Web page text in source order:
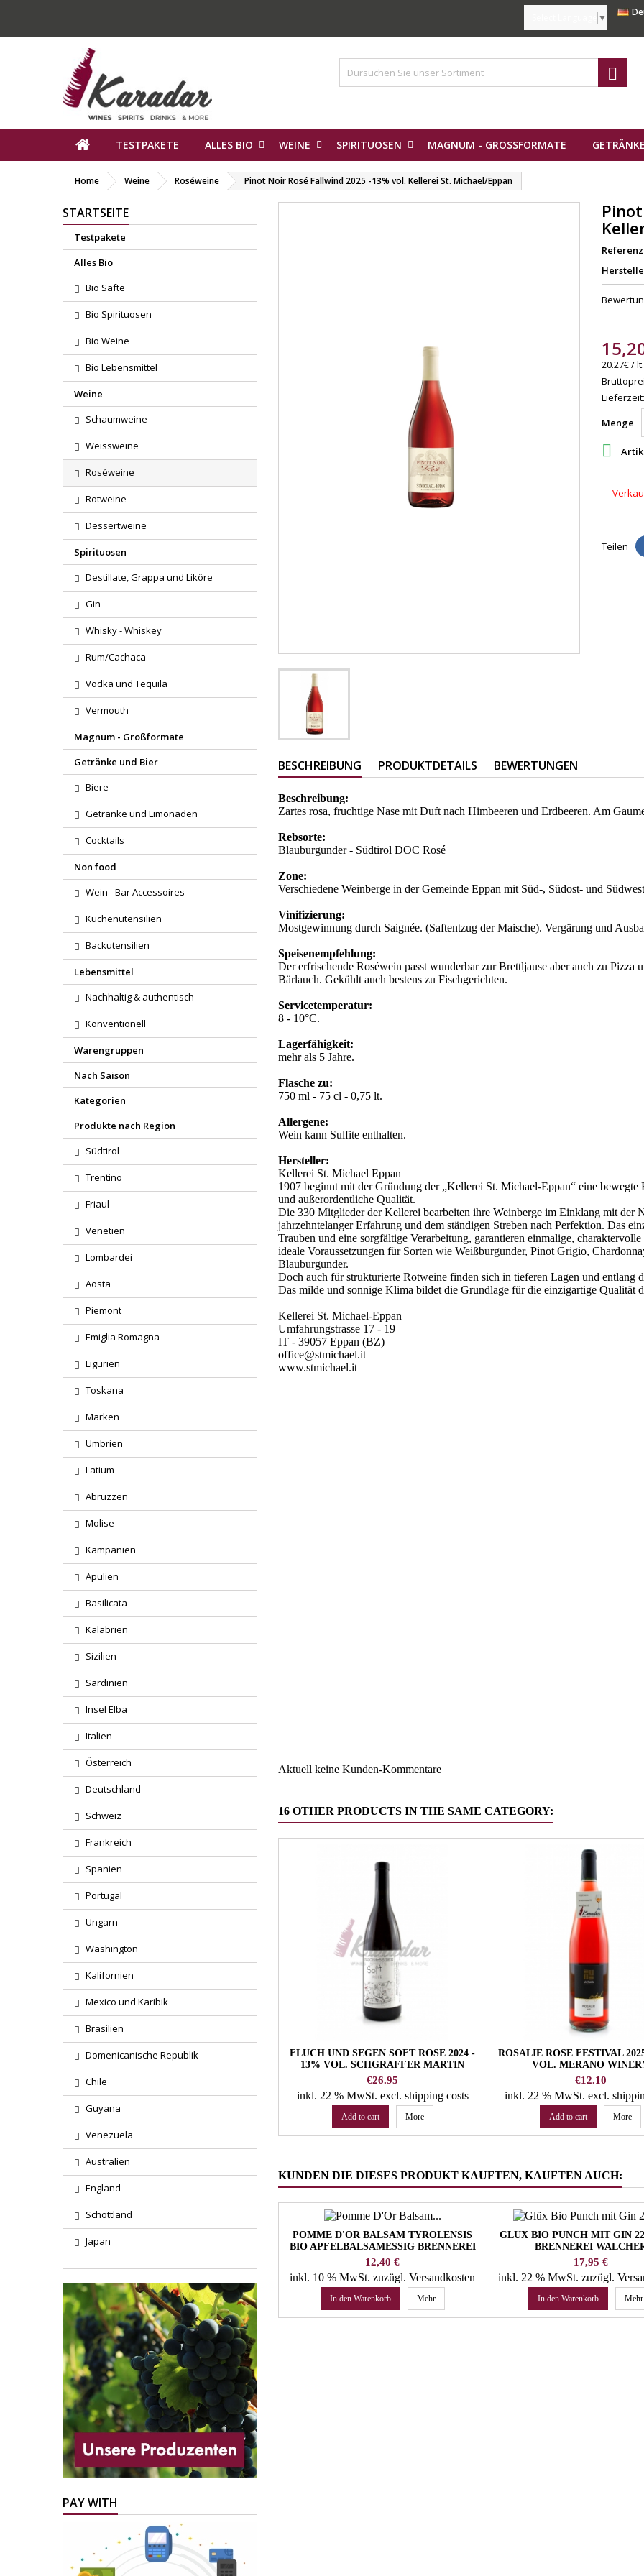
▼

TESTPAKETE ALLES BIO WEINE SPIRITUOSEN MAGNUM - GROSSFORMATE
Home Weine Roséweine Pinot Noir Rosé Fallwind 2025 -13% vol. Kellerei St. Michael/Eppan
STARTSEITE
Testpakete
Alles Bio
Bio Säfte
Bio Spirituosen
Bio Weine
Bio Lebensmittel
Weine
Schaumweine
Weissweine
Roséweine
Rotweine
Dessertweine
Spirituosen
Destillate, Grappa und Liköre
Gin
Whisky - Whiskey
Rum/Cachaca
Vodka und Tequila
Vermouth
Magnum - Großformate
Getränke und Bier
Biere
Getränke und Limonaden
Cocktails
Non food
Wein - Bar Accessoires
Küchenutensilien
Backutensilien
Lebensmittel
Nachhaltig & authentisch
Konventionell
Warengruppen
Nach Saison
Kategorien
Produkte nach Region
Südtirol
Trentino
Friaul
Venetien
Lombardei
Aosta
Piemont
Emiglia Romagna
Ligurien
Toskana
Marken
Umbrien
Latium
Abruzzen
Molise
Kampanien
Apulien
Basilicata
Kalabrien
Sizilien
Sardinien
Insel Elba
Italien
Österreich
Deutschland
Schweiz
Frankreich
Spanien
Portugal
Ungarn
Washington
Kalifornien
Mexico und Karibik
Brasilien
Domenicanische Republik
Chile
Guyana
Venezuela
Australien
England
Schottland
Japan
PAY WITH
Referenz
20.27€ / lt.
Menge

Teilen
BESCHREIBUNG PRODUKTDETAILS BEWERTUNGEN
Beschreibung:
Zartes rosa, fruchtige Nase mit Duft nach Himbeeren und Erdbeeren. Am
Rebsorte:
Blauburgunder - Südtirol DOC Rosé
Zone:
Verschiedene Weinberge in der Gemeinde Eppan mit Süd-, Südost- und
Vinifizierung:
Mostgewinnung durch Saignée. (Saftentzug der Maische). Vergärung und
Speisenempfehlung:
Der erfrischende Roséwein passt wunderbar zur Brettljause aber auch zu Pizza
Bärlauch. Gekühlt auch bestens zu Fischgerichten.
Servicetemperatur:
8 - 10°C.
Lagerfähigkeit:
mehr als 5 Jahre.
Flasche zu:
750 ml - 75 cl - 0,75 lt.
Allergene:
Wein kann Sulfite enthalten.
Hersteller:
Kellerei St. Michael Eppan
1907 beginnt mit der Gründung der „Kellerei St. Michael-Eppan“ eine
und außerordentliche Qualität.
Die 330 Mitglieder der Kellerei bearbeiten ihre Weinberge im Einklang mit der
jahrzehntelanger Erfahrung und dem ständigen Streben nach Perfektion. Das
Trauben und eine sorgfältige Verarbeitung, garantieren einmalige,
ideale Voraussetzungen für Sorten wie Weißburgunder, Pinot Grigio,
Blauburgunder.
Doch auch für strukturierte Rotweine finden sich in tieferen Lagen und entlang
Das milde und sonnige Klima bildet die Grundlage für die einzigartige Qualität
Kellerei St. Michael-Eppan
Umfahrungstrasse 17 - 19
IT - 39057 Eppan (BZ)
office@stmichael.it
www.stmichael.it
Aktuell keine Kunden-Kommentare
16 OTHER PRODUCTS IN THE SAME CATEGORY:
FLUCH UND SEGEN SOFT ROSÉ 2024 -
13% VOL. SCHGRAFFER MARTIN
WINERY
Price
€26.95
inkl. 22 % MwSt. excl. shipping costs
Add to cart More
ROSALIE ROSÉ FESTIVAL
VOL. MERANO
Price
€12.10
inkl. 22 % MwSt.excl.
Add to cart More
KUNDEN DIE DIESES PRODUKT KAUFTEN, KAUFTEN AUCH:
POMME D'OR BALSAM TYROLENSIS
BIO APFELBALSAMESSIG BRENNEREI
WALCHER
Preis
12,40 €
inkl. 10 % MwSt.zuzügl. Versandkosten
In den Warenkorb Mehr
GLÜX BIO PUNCH MIT GIN
BRENNEREI
Preis
17,95 €
inkl. 22 % MwSt. zuzügl.
In den Warenkorb Mehr